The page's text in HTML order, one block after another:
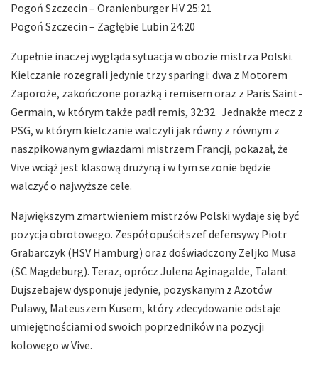
Pogoń Szczecin – Oranienburger HV 25:21
Pogoń Szczecin – Zagłębie Lubin 24:20
Zupełnie inaczej wygląda sytuacja w obozie mistrza Polski.
Kielczanie rozegrali jedynie trzy sparingi: dwa z Motorem
Zaporoże, zakończone porażką i remisem oraz z Paris Saint-
Germain, w którym także padł remis, 32:32. Jednakże mecz z
PSG, w którym kielczanie walczyli jak równy z równym z
naszpikowanym gwiazdami mistrzem Francji, pokazał, że
Vive wciąż jest klasową drużyną i w tym sezonie będzie
walczyć o najwyższe cele.
Największym zmartwieniem mistrzów Polski wydaje się być
pozycja obrotowego. Zespół opuścił szef defensywy Piotr
Grabarczyk (HSV Hamburg) oraz doświadczony Zeljko Musa
(SC Magdeburg). Teraz, oprócz Julena Aginagalde, Talant
Dujszebajew dysponuje jedynie, pozyskanym z Azotów
Pulawy, Mateuszem Kusem, który zdecydowanie odstaje
umiejętnościami od swoich poprzedników na pozycji
kolowego w Vive.